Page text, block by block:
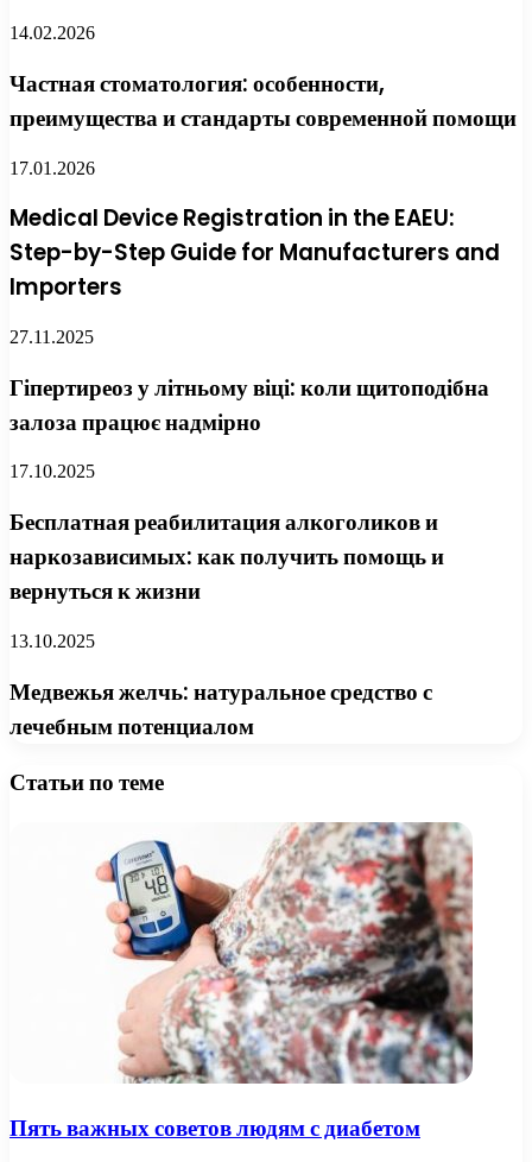
14.02.2026
Частная стоматология: особенности,
преимущества и стандарты современной помощи
17.01.2026
Medical Device Registration in the EAEU:
Step-by-Step Guide for Manufacturers and
Importers
27.11.2025
Гіпертиреоз у літньому віці: коли щитоподібна
залоза працює надмірно
17.10.2025
Бесплатная реабилитация алкоголиков и
наркозависимых: как получить помощь и
вернуться к жизни
13.10.2025
Медвежья желчь: натуральное средство с
лечебным потенциалом
Статьи по теме
Пять важных советов людям с диабетом